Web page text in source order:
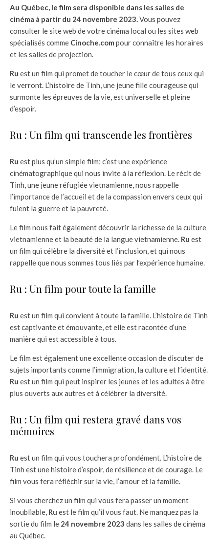
Au Québec, le film sera disponible dans les salles de
cinéma à partir du 24 novembre 2023.Vous pouvez
consulter le site web de votre cinéma local ou les sites web
spécialisés comme Cinoche.com pour connaître les horaires
et les salles de projection.
Ru est un film qui promet de toucher le cœur de tous ceux qui
le verront. L’histoire de Tinh, une jeune fille courageuse qui
surmonte les épreuves de la vie, est universelle et pleine
d’espoir.
Ru : Un film qui transcende les frontières
Ru est plus qu’un simple film; c’est une expérience
cinématographique qui nous invite à la réflexion. Le récit de
Tinh, une jeune réfugiée vietnamienne, nous rappelle
l’importance de l’accueil et de la compassion envers ceux qui
fuient la guerre et la pauvreté.
Le film nous fait également découvrir la richesse de la culture
vietnamienne et la beauté de la langue vietnamienne. Ru est
un film qui célèbre la diversité et l’inclusion, et qui nous
rappelle que nous sommes tous liés par l’expérience humaine.
Ru : Un film pour toute la famille
Ru est un film qui convient à toute la famille. L’histoire de Tinh
est captivante et émouvante, et elle est racontée d’une
manière qui est accessible à tous.
Le film est également une excellente occasion de discuter de
sujets importants comme l’immigration, la culture et l’identité.
Ru est un film qui peut inspirer les jeunes et les adultes à être
plus ouverts aux autres et à célébrer la diversité.
Ru : Un film qui restera gravé dans vos
mémoires
Ru est un film qui vous touchera profondément. L’histoire de
Tinh est une histoire d’espoir, de résilience et de courage. Le
film vous fera réfléchir sur la vie, l’amour et la famille.
Si vous cherchez un film qui vous fera passer un moment
inoubliable, Ru est le film qu’il vous faut. Ne manquez pas la
sortie du film le 24 novembre 2023 dans les salles de cinéma
au Québec.